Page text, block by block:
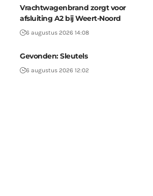
Vrachtwagenbrand zorgt voor
afsluiting A2 bij Weert-Noord
6 augustus 2026 14:08
Gevonden: Sleutels
6 augustus 2026 12:02